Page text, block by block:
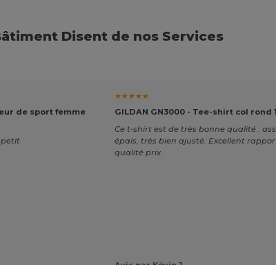
Disent de nos Services
de sport femme
★★★★★
GILDAN GN3000 - Tee-shirt col rond
Ce t-shirt est de très bonne qualité :
épais, très bien ajusté. Excellent
qualité prix.